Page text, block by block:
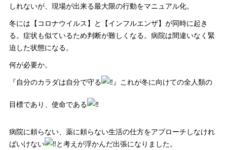
しれないが、現場が出来る最大限の行動をマニュアル化。
冬には【コロナウイルス】と【インフルエンザ】が同時に起き
る。症状も似ているため判断が難しくなる。病院は間違いなく緊
迫した状態になる。
何が必要か。
『自分のカラダは自分で守る
』これが冬に向けての全人類の
目標であり、使命である
病院に頼らない、薬に頼らない生活の仕方をアプローチしなけれ
ばいけない
と考えが浮かんだ出張になりました。